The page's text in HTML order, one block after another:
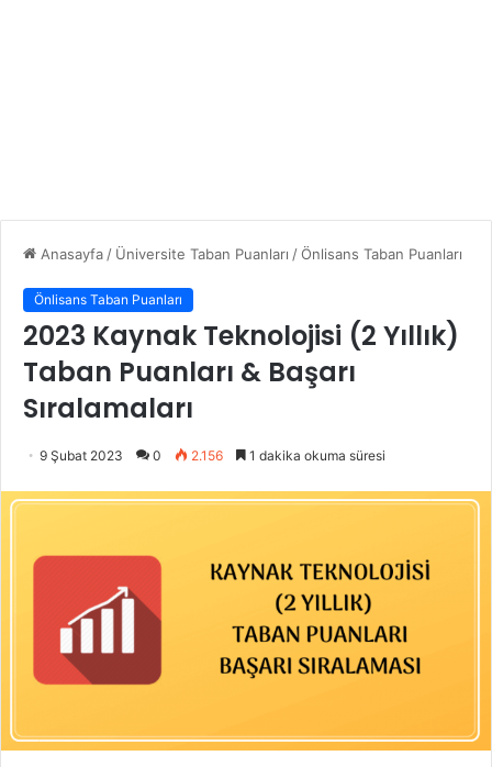
Anasayfa / Üniversite Taban Puanları /Önlisans Taban Puanları
Önlisans Taban Puanları
2023 Kaynak Teknolojisi (2 Yıllık)
Taban Puanları & Başarı
Sıralamaları
9 Şubat 2023 0 2.156 1 dakika okuma süresi